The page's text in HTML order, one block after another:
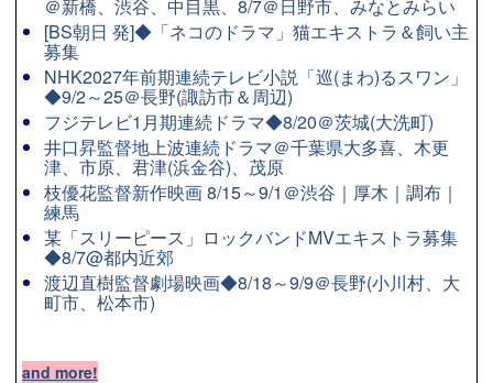
＠新橋、渋谷、中目黒、8/7＠日野市、みなとみらい
[BS朝日 発]◆「ネコのドラマ」猫エキストラ＆飼い主
募集
NHK2027年前期連続テレビ小説「巡(まわ)るスワン」
◆9/2～25＠長野(諏訪市＆周辺)
フジテレビ1月期連続ドラマ◆8/20＠茨城(大洗町)
井口昇監督地上波連続ドラマ＠千葉県大多喜、木更
津、市原、君津(浜金谷)、茂原
枝優花監督新作映画 8/15～9/1＠渋谷｜厚木｜調布｜
練馬
某「スリーピース」ロックバンドMVエキストラ募集
◆8/7@都内近郊
渡辺直樹監督劇場映画◆8/18～9/9＠長野(小川村、大
町市、松本市)
and more!